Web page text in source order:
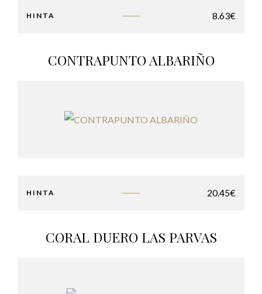
HINTA 8.63€
CONTRAPUNTO ALBARIÑO
HINTA 20.45€
CORAL DUERO LAS PARVAS